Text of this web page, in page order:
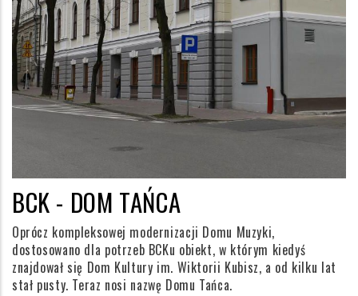
BCK - DOM TAŃCA
Oprócz kompleksowej modernizacji Domu Muzyki,
dostosowano dla potrzeb BCKu obiekt, w którym kiedyś
znajdował się Dom Kultury im. Wiktorii Kubisz, a od kilku lat
stał pusty. Teraz nosi nazwę Domu Tańca.